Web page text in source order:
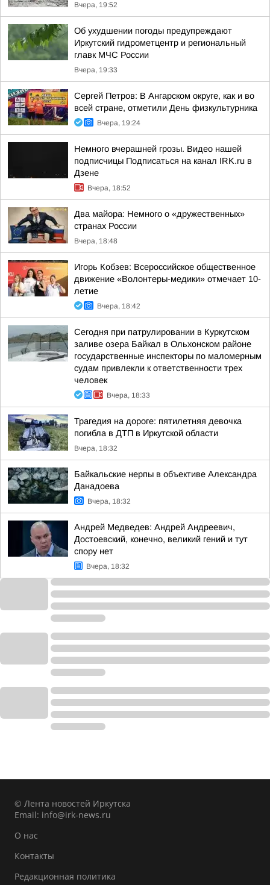
Вчера, 19:52
Об ухудшении погоды предупреждают
Иркутский гидрометцентр и региональный
главк МЧС России
Вчера, 19:33
Сергей Петров: В Ангарском округе, как и во
всей стране, отметили День физкультурника
Вчера, 19:24
Немного вчерашней грозы. Видео нашей
подписчицы Подписаться на канал IRK.ru в
Дзене
Вчера, 18:52
Два майора: Немного о «дружественных»
странах России
Вчера, 18:48
Игорь Кобзев: Всероссийское общественное
движение «Волонтеры-медики» отмечает 10-
летие
Вчера, 18:42
Сегодня при патрулировании в Куркутском
заливе озера Байкал в Ольхонском районе
государственные инспекторы по маломерным
судам привлекли к ответственности трех
человек
Вчера, 18:33
Трагедия на дороге: пятилетняя девочка
погибла в ДТП в Иркутской области
Вчера, 18:32
Байкальские нерпы в объективе Александра
Данадоева
Вчера, 18:32
Андрей Медведев: Андрей Андреевич,
Достоевский, конечно, великий гений и тут
спору нет
Вчера, 18:32
© Лента новостей Иркутска
Email: info@irk-news.ru
О нас
Контакты
Редакционная политика